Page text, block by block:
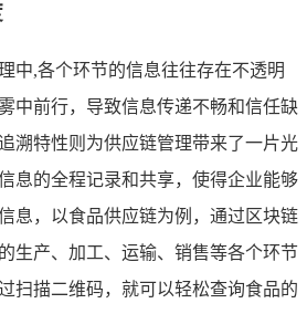
中,各个环节的信息往往存在不透明
中前行，导致信息传递不畅和信任缺
溯特性则为供应链管理带来了一片光
息的全程记录和共享，使得企业能够
息，以食品供应链为例，通过区块链
生产、加工、运输、销售等各个环节
扫描二维码，就可以轻松查询食品的